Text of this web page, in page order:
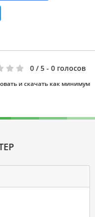
0 / 5 - 0 голосов
и скачать как минимум